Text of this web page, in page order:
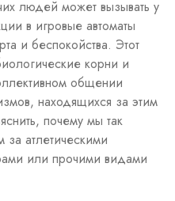
людей может вызывать у
в игровые автоматы
и беспокойства. Этот
корни и
общении
находящихся за этим
почему мы так
за атлетическими
или прочими видами